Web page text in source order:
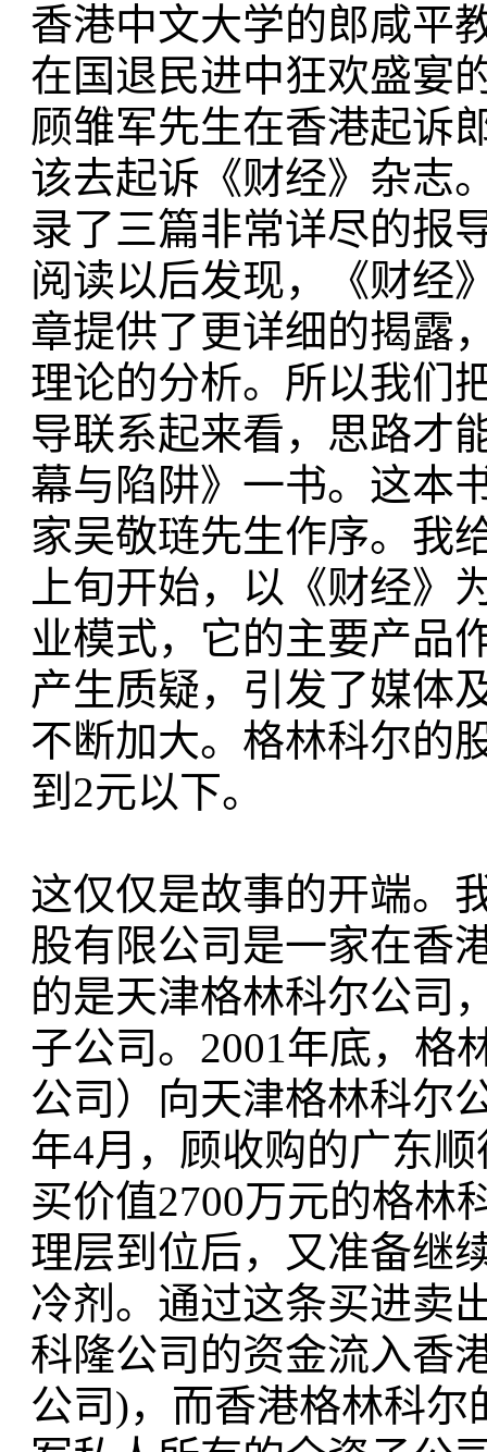
香港中文大学的郎咸平
在国退民进中狂欢盛宴
顾雏军先生在香港起诉
该去起诉《财经》杂志
录了三篇非常详尽的报
阅读以后发现，《财经
章提供了更详细的揭露
理论的分析。所以我们
导联系起来看，思路才
幕与陷阱》一书。这本
家吴敬琏先生作序。我
上旬开始，以《财经》
业模式，它的主要产品
产生质疑，引发了媒体
不断加大。格林科尔的
到2元以下。
这仅仅是故事的开端。
股有限公司是一家在香
的是天津格林科尔公司
子公司。2001年底，格
公司）向天津格林科尔
年4月，顾收购的广东
买价值2700万元的格林
理层到位后，又准备继
冷剂。通过这条买进卖
科隆公司的资金流入香
公司)，而香港格林科